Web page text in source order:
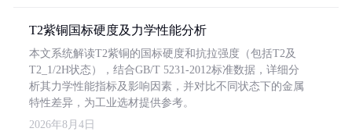
T2紫铜国标硬度及力学性能分析
本文系统解读T2紫铜的国标硬度和抗拉强度（包括T2及
T2_1/2H状态），结合GB/T 5231-2012标准数据，详细分
析其力学性能指标及影响因素，并对比不同状态下的金属
特性差异，为工业选材提供参考。
2026年8月4日